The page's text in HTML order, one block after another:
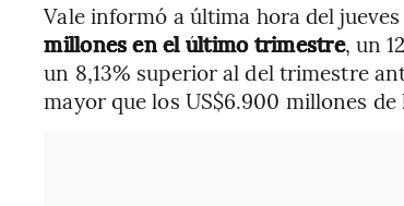
Vale informó a última hora del jueves
millones en el último trimestre, un
un 8,13% superior al del trimestre
mayor que los US$6.900 millones de